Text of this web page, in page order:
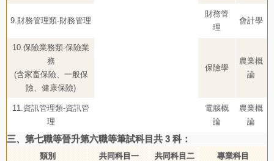
9.財務管理類-財務管理
財務管
理
會計學
10.保險業務類-保險業
務
(含家畜保險、一般保
險、健康保險)
保險學
農業概
論
11.資訊管理類-資訊管
理
電腦概
論
農業概
論
三、第七職等晉升第六職等筆試科目共 3 科：
類別 共同科目一 共同科目二 專業科目